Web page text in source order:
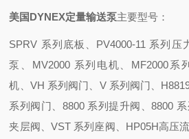
美国DYNEX定量输送泵主要型号：
SPRV 系列底板、PV4000-11 系列压
泵、MV2000 系列电机、MF2000系
机、VH 系列阀门、V 系列阀门、
系列阀门、8800 系列提升阀、8800
夹层阀、VST 系列座阀、HP05H高压